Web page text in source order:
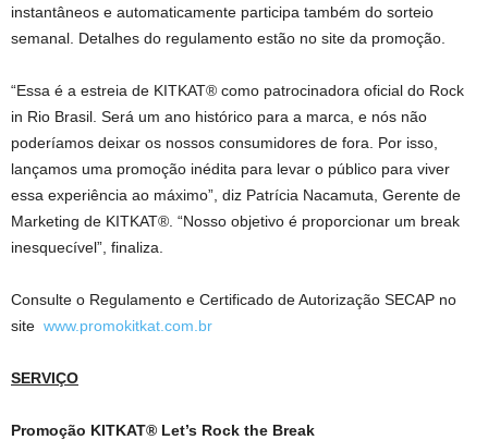
instantâneos e automaticamente participa também do sorteio
semanal. Detalhes do regulamento estão no site da promoção.
“Essa é a estreia de KITKAT® como patrocinadora oficial do Rock
in Rio Brasil. Será um ano histórico para a marca, e nós não
poderíamos deixar os nossos consumidores de fora. Por isso,
lançamos uma promoção inédita para levar o público para viver
essa experiência ao máximo”, diz Patrícia Nacamuta, Gerente de
Marketing de KITKAT®. “Nosso objetivo é proporcionar um break
inesquecível”, finaliza.
Consulte o Regulamento e Certificado de Autorização SECAP no
site www.promokitkat.com.br
SERVIÇO
Promoção KITKAT® Let’s Rock the Break